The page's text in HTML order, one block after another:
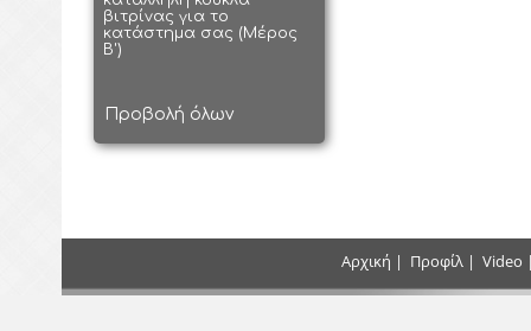
βιτρίνας για το
κατάστημα σας (Μέρος
Β')
Προβολή όλων
Αρχική | Προφίλ | Video |